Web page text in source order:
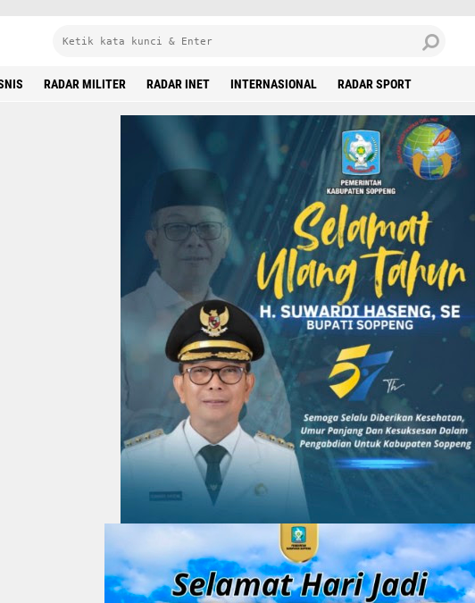
RADAR MILITER RADAR INET INTERNASIONAL RADAR SPORT